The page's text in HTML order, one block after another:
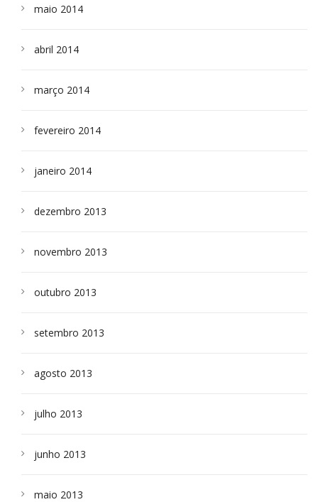
maio 2014
abril 2014
março 2014
fevereiro 2014
janeiro 2014
dezembro 2013
novembro 2013
outubro 2013
setembro 2013
agosto 2013
julho 2013
junho 2013
maio 2013